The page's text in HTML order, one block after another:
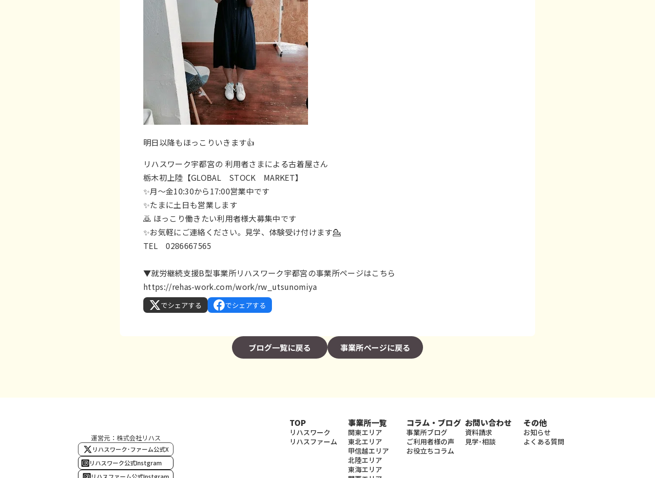
明日以降もほっこりいきます👍
リハスワーク宇都宮の 利用者さまによる古着屋さん
栃木初上陸【GLOBAL STOCK MARKET】
✨月〜金10:30から17:00営業中です
✨たまに土日も営業します
🙇 ほっこり働きたい利用者様大募集中です
✨お気軽にご連絡ください。見学、体験受け付けます💁
TEL 0286667565
▼就労継続支援B型事業所リハスワーク宇都宮の事業所ページはこちら
https://rehas-work.com/work/rw_utsunomiya
でシェアする でシェアする
ブログ一覧に戻る 事業所ページに戻る
運営元：株式会社リハス
リハスワーク･ファーム公式X
リハスワーク公式Instgram
TOP
リハスワーク
リハスファーム
事業所一覧
関東エリア
東北エリア
甲信越エリア
北陸エリア
東海エリア
コラム・ブログ
事業所ブログ
ご利用者様の声
お役立ちコラム
お問い合わせ
資料請求
見学･相談
その他
お知らせ
よくある質問